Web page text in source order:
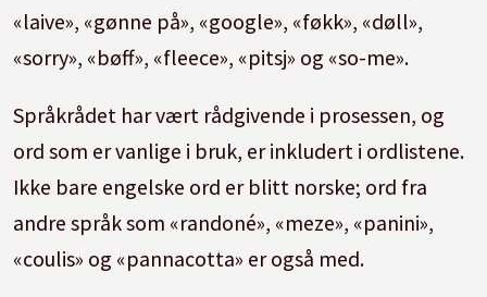
«laive», «gønne på», «google», «føkk», «døll»,
«sorry», «bøff», «fleece», «pitsj» og «so-me».
Språkrådet har vært rådgivende i prosessen, og
ord som er vanlige i bruk, er inkludert i ordlistene.
Ikke bare engelske ord er blitt norske; ord fra
andre språk som «randoné», «meze», «panini»,
«coulis» og «pannacotta» er også med.